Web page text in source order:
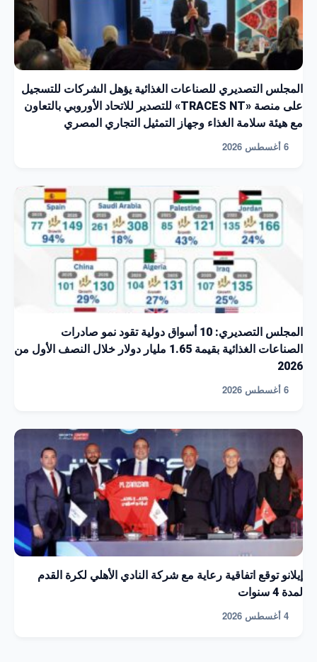
المجلس التصديري للصناعات الغذائية يؤهل الشركات للتسجيل
على منصة «TRACES NT» للتصدير للاتحاد الأوروبي بالتعاون
مع هيئة سلامة الغذاء وجهاز التمثيل التجاري المصري
6 أغسطس 2026
المجلس التصديري: 10 أسواق دولية تقود نمو صادرات
الصناعات الغذائية بقيمة 1.65 مليار دولار خلال النصف الأول من
2026
6 أغسطس 2026
إيلانو توقع اتفاقية رعاية مع شركة النادي الأهلي لكرة القدم
لمدة 4 سنوات
4 أغسطس 2026